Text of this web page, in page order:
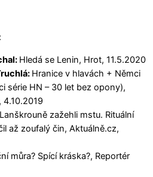
Hledá se Lenin, Hrot, 11.5.2020
Hranice v hlavách + Němci
série HN – 30 let bez opony),
zažehli mstu. Rituální
až zoufalý čin, Aktuálně.cz,
můra? Spící kráska?, Reportér